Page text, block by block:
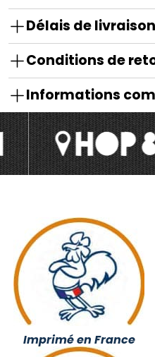
Délais de livraison
Conditions de
Informations
Imprimé en France